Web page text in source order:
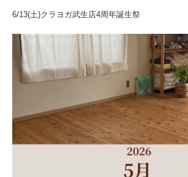
6/13(土)クラヨガ武生店4周年誕生祭